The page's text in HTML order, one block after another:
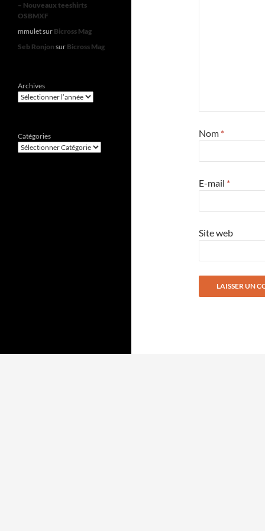
Nom *
E-mail *
Site web
– Nouveaux teeshirts
OSBMXF
mmuletsur Bicross Mag
Seb Ronjon sur Bicross Mag
Archives
Catégories